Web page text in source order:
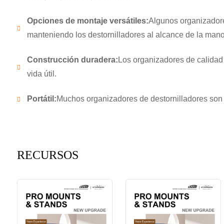
Opciones de montaje versátiles:Algunos
manteniendo los destornilladores al alcance de la
Construcción duradera: Los organizadores de
vida útil.
Portátil:Muchos organizadores de destornilladores
RECURSOS